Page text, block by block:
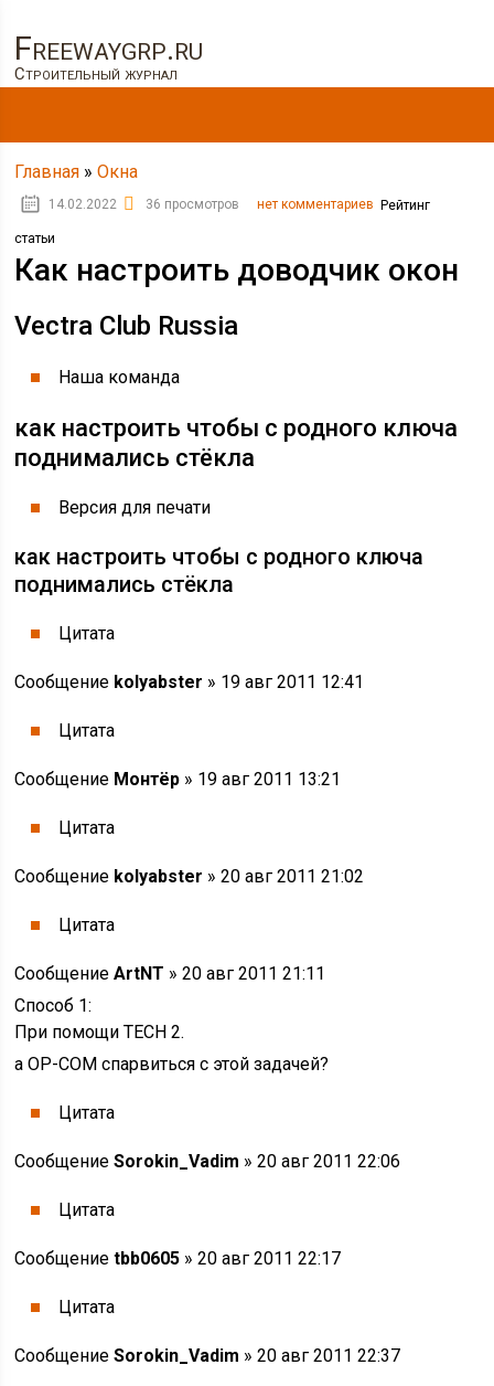
Freewaygrp.ru
Строительный журнал
Главная »Окна
14.02.2022 36 просмотров нет комментариев Рейтинг
статьи
Как настроить доводчик окон
Vectra Club Russia
Наша команда
как настроить чтобы с родного ключа
поднимались стёкла
Версия для печати
как настроить чтобы с родного ключа
поднимались стёкла
Цитата
Сообщение kolyabster » 19 авг 2011 12:41
Цитата
Сообщение Монтёр » 19 авг 2011 13:21
Цитата
Сообщение kolyabster » 20 авг 2011 21:02
Цитата
СообщениеArtNT » 20 авг 2011 21:11
Способ 1:
При помощи TECH 2.
а OP-COM спарвиться с этой задачей?
Цитата
СообщениеSorokin_Vadim » 20 авг 2011 22:06
Цитата
Сообщениеtbb0605 » 20 авг 2011 22:17
Цитата
СообщениеSorokin_Vadim » 20 авг 2011 22:37